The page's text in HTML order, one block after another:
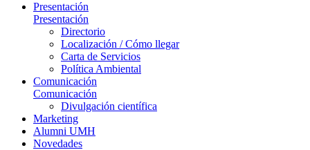
Presentación
Presentación
Directorio
Localización / Cómo llegar
Carta de Servicios
Política Ambiental
Comunicación
Comunicación
Divulgación científica
Marketing
Alumni UMH
Novedades